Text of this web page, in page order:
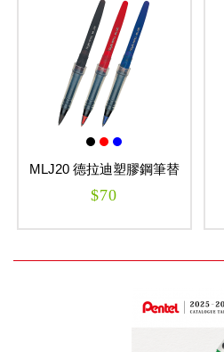
MLJ20 德拉迪塑膠鋼筆替
芯
$70